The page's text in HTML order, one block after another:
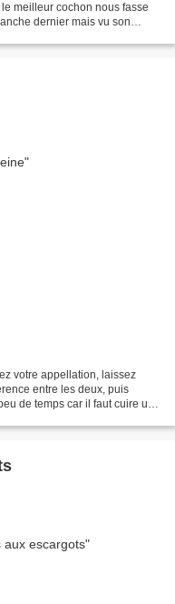
meilleur cochon nous fasse
dernier mais vu son
votre appellation, laissez
entre les deux, puis
de temps car il faut cuire une